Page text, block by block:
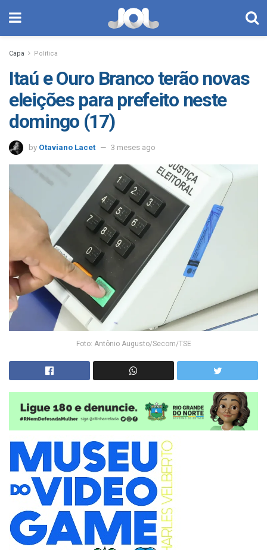
Capa Política
Itaú e Ouro Branco terão novas
eleições para prefeito neste
domingo (17)
by Otaviano Lacet 3 meses ago
Foto: Antônio Augusto/Secom/TSE